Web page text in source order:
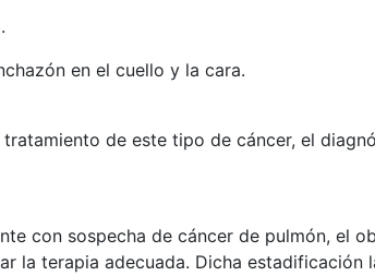
en el cuello y la cara.
de este tipo de cáncer, el
con sospecha de cáncer de pulmón, el
la terapia adecuada. Dicha